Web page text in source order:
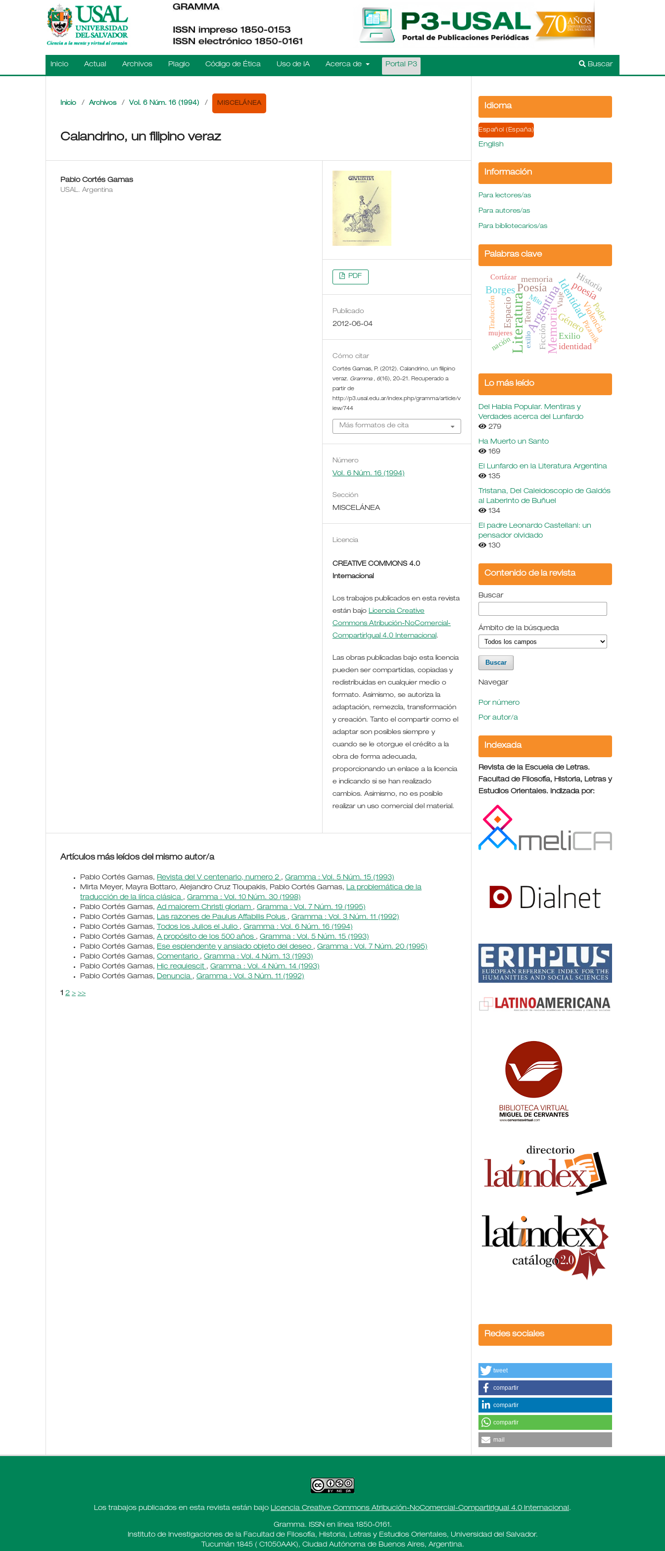
Inicio Actual Archivos Plagio Código de Ética Uso de IA Acerca de Portal P3 Buscar
Inicio / Archivos / Vol. 6 Núm. 16 (1994) / MISCELÁNEA
Calandrino, un filipino veraz
Pablo Cortés Gamas
USAL. Argentina
PDF
Publicado
2012-06-04
Cómo citar
Cortés Gamas, P. (2012). Calandrino, un filipino
veraz. Gramma , 6(16), 20–21. Recuperado a
partir de
http://p3.usal.edu.ar/index.php/gramma/article/v
iew/744
Más formatos de cita
Número
Vol. 6 Núm. 16 (1994)
Sección
MISCELÁNEA
Licencia
CREATIVE COMMONS 4.0
Internacional
Los trabajos publicados en esta revista
están bajoLicencia Creative
Commons Atribución-NoComercial-
CompartirIgual 4.0 Internacional.
Las obras publicadas bajo esta licencia
pueden ser compartidas, copiadas y
redistribuidas en cualquier medio o
formato. Asimismo, se autoriza la
adaptación, remezcla, transformación
y creación. Tanto el compartir como el
adaptar son posibles siempre y
cuando se le otorgue el crédito a la
obra de forma adecuada,
proporcionando un enlace a la licencia
e indicando si se han realizado
cambios. Asimismo, no es posible
realizar un uso comercial del material.
Artículos más leídos del mismo autor/a
Pablo Cortés Gamas, Revista del V centenario, numero 2 , Gramma : Vol. 5 Núm. 15 (1993)
Mirta Meyer, Mayra Bottaro, Alejandro Cruz Tloupakis, Pablo Cortés Gamas, La problemática de la
traducción de la lírica clásica , Gramma : Vol. 10 Núm. 30 (1998)
Pablo Cortés Gamas, Ad maiorem Christi gloriam , Gramma : Vol. 7 Núm. 19 (1995)
Pablo Cortés Gamas, Las razones de Paulus Affabilis Polus , Gramma : Vol. 3 Núm. 11 (1992)
Pablo Cortés Gamas, Todos los Julios el Julio , Gramma : Vol. 6 Núm. 16 (1994)
Pablo Cortés Gamas, A propósito de los 500 años , Gramma : Vol. 5 Núm. 15 (1993)
Pablo Cortés Gamas, Ese esplendente y ansiado objeto del deseo , Gramma : Vol. 7 Núm. 20 (1995)
Pablo Cortés Gamas, Comentario , Gramma : Vol. 4 Núm. 13 (1993)
Pablo Cortés Gamas, Hic requiescit , Gramma : Vol. 4 Núm. 14 (1993)
Pablo Cortés Gamas, Denuncia , Gramma : Vol. 3 Núm. 11 (1992)
1 2 > >>
Idioma
Español (España)
English
Información
Para lectores/as
Para autores/as
Para bibliotecarios/as
Palabras clave
Literatura Memoria
Argentina
Poesía Identidad
Borges poesía
Género
Espacio Violencia
memoria Historia
Exilio
identidad
Poder
Teatro
Ficción
mujeres
Viaje
Mito
Pizarnik
Cortázar
exilio
Traducción
nación
Lo más leído
Del Habla Popular. Mentiras y
Verdades acerca del Lunfardo
279
Ha Muerto un Santo
169
El Lunfardo en la Literatura Argentina
135
Tristana, Del Caleidoscopio de Galdós
al Laberinto de Buñuel
134
El padre Leonardo Castellani: un
pensador olvidado
130
Contenido de la revista
Buscar
Ámbito de la búsqueda
Navegar
Por número
Por autor/a
Indexada
Revista de la Escuela de Letras.
Facultad de Filosofía, Historia, Letras y
Estudios Orientales. Indizada por:
Redes sociales
tweet
compartir
compartir
compartir
mail
Los trabajos publicados en esta revista están bajo Licencia Creative Commons Atribución-NoComercial-CompartirIgual 4.0 Internacional .
Gramma. ISSN en línea 1850-0161.
Instituto de Investigaciones de la Facultad de Filosofía, Historia, Letras y Estudios Orientales, Universidad del Salvador.
Tucumán 1845 ( C1050AAK), Ciudad Autónoma de Buenos Aires, Argentina.